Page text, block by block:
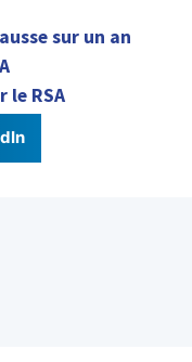
sur un an
le RSA